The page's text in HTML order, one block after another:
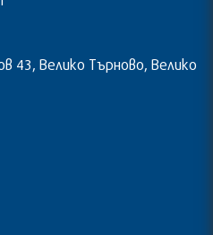
43, Велико Търново, Велико